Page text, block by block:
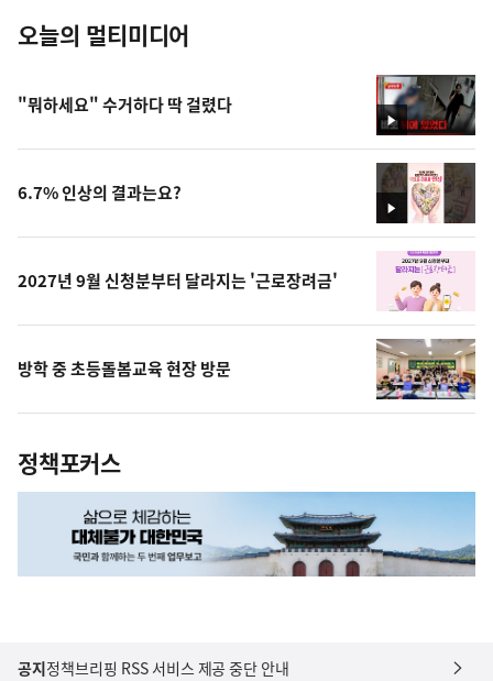
오늘의 멀티미디어
영
상
"뭐하세요" 수거하다 딱 걸렸다
영
상
6.7% 인상의 결과는요?
2027년 9월 신청분부터 달라지는 '근로장려금'
방학 중 초등돌봄교육 현장 방문
정책포커스
공지정책브리핑 RSS 서비스 제공 중단 안내